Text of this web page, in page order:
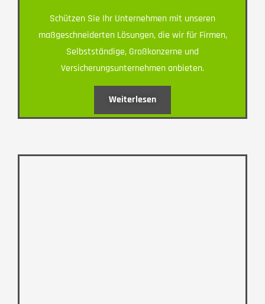
Schützen Sie Ihr Unternehmen mit unseren
maßgeschneiderten Lösungen, die wir für Firmen,
Selbstständige, Großkonzerne und
Versicherungsunternehmen anbieten.
Weiterlesen